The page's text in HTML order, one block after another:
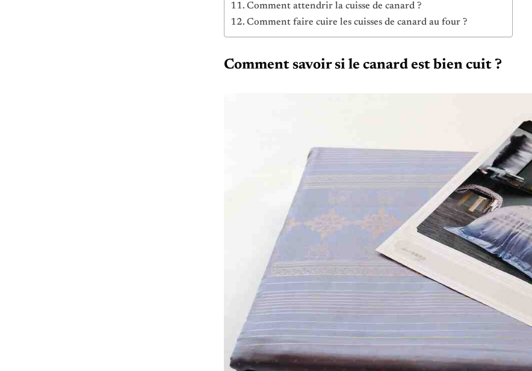
Comment attendrir la cuisse de canard ?
Comment faire cuire les cuisses de canard au four ?
Comment savoir si le canard est bien cuit ?